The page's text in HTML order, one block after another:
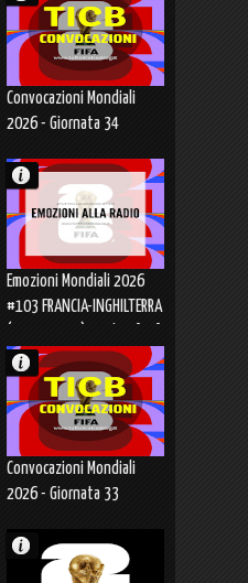
CAMPIONE DEL MONDO
Convocazioni Mondiali
2026 - Giornata 34
Emozioni Mondiali 2026
#103 FRANCIA-INGHILTERRA
Posto [3053]
Convocazioni Mondiali
2026 - Giornata 33